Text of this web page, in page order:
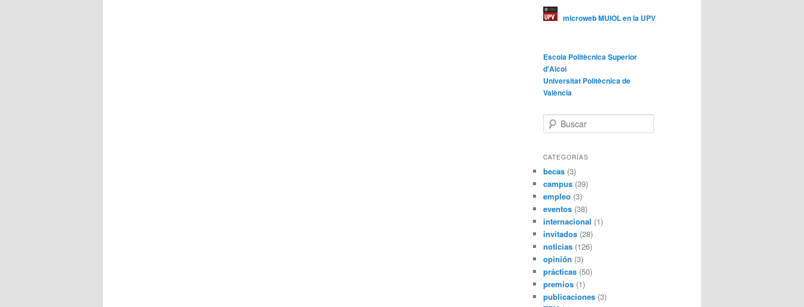
microweb MUIOL en la UPV
Escola Politècnica Superior
d'Alcoi
Universitat Politècnica de
València
u
c
r
CATEGORÍAS
becas (3)
campus (39)
empleo (3)
eventos (38)
internacional (1)
invitados (28)
noticias (126)
opinión (3)
prácticas (50)
premios (1)
publicaciones (3)